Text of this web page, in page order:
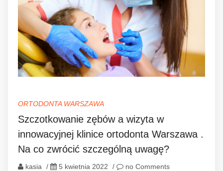
ORTODONTA WARSZAWA
Szczotkowanie zębów a wizyta w
innowacyjnej klinice ortodonta Warszawa .
Na co zwrócić szczególną uwagę?
kasia / 5 kwietnia 2022 / no Comments